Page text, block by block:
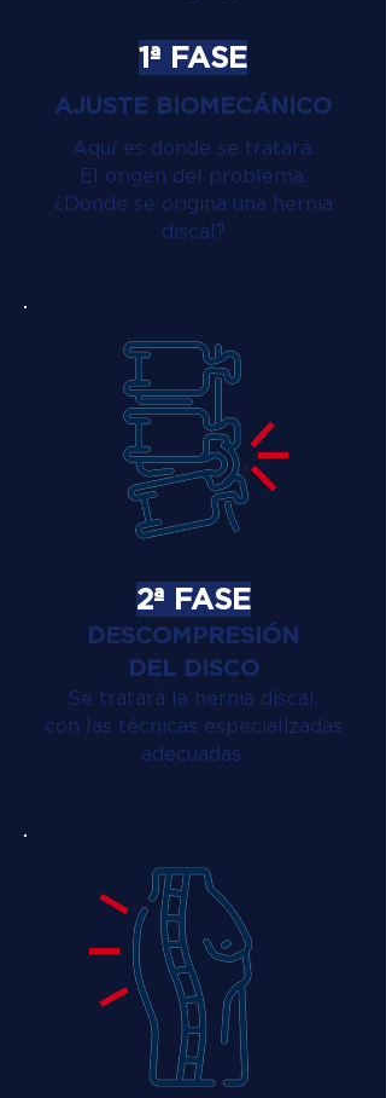
1ª FASE
AJUSTE BIOMECÁNICO
Aquí es donde se tratará.
El origen del problema.
¿Donde se origina una hernia
discal?
2ª FASE
DESCOMPRESIÓN
DEL DISCO
Se tratará la hernia discal.
con las técnicas especializadas
adecuadas.